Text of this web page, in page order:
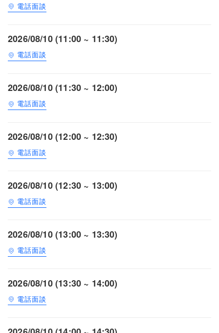
電話面談
2026/08/10 (11:00 ~ 11:30)
電話面談
2026/08/10 (11:30 ~ 12:00)
電話面談
2026/08/10 (12:00 ~ 12:30)
電話面談
2026/08/10 (12:30 ~ 13:00)
電話面談
2026/08/10 (13:00 ~ 13:30)
電話面談
2026/08/10 (13:30 ~ 14:00)
電話面談